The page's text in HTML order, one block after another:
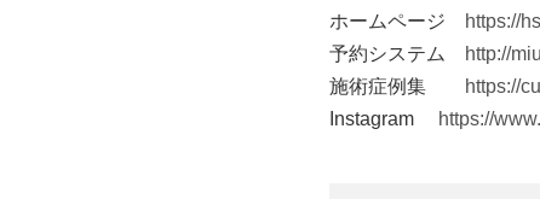
ホームページ
https://
予約システム
http://
施術症例集
https://
Instagram
https://